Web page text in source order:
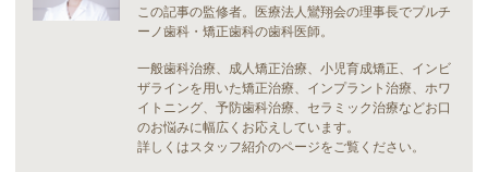
この記事の監修者。医療法人鸞翔会の理事長でプルチ
ーノ歯科・矯正歯科の歯科医師。
一般歯科治療、成人矯正治療、小児育成矯正、インビ
ザラインを用いた矯正治療、インプラント治療、ホワ
イトニング、予防歯科治療、セラミック治療などお口
のお悩みに幅広くお応えしています。
詳しくはスタッフ紹介のページをご覧ください。